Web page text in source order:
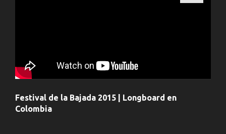
Festival de la Bajada 2015 | Longboard en
Colombia